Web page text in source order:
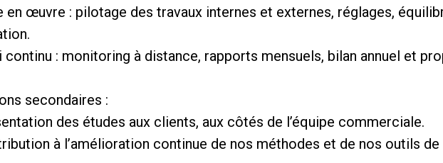
en œuvre : pilotage des travaux internes et externes, réglages,
continu : monitoring à distance, rapports mensuels, bilan annuel et
secondaires :
des études aux clients, aux côtés de l’équipe commerciale.
à l’amélioration continue de nos méthodes et de nos outils de